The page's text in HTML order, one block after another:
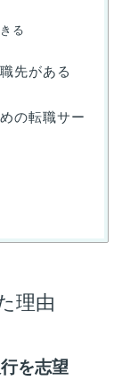
る
先がある
の転職サー
理由
を志望